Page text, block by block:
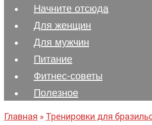
Начните отсюда
Для женщин
Для мужчин
Питание
Фитнес-советы
Полезноe
Главная » Тренировки для